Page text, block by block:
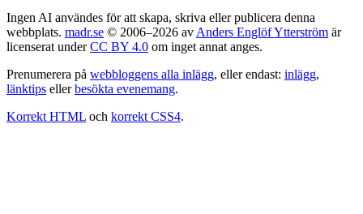
Ingen AI användes för att skapa, skriva eller publicera denna
webbplats. madr.se © 2006–2026 av Anders Englöf Ytterström är
licenserat underCC BY 4.0 om inget annat anges.
Prenumerera på webbloggens alla inlägg, eller endast: inlägg,
länktips ellerbesökta evenemang.
Korrekt HTML och korrekt CSS4.